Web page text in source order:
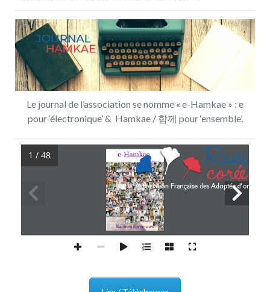
Le journal de l’association se nomme « e-Hamkae » : e
pour ‘électronique’ & Hamkae / 함께 pour ‘ensemble’.
1 / 48